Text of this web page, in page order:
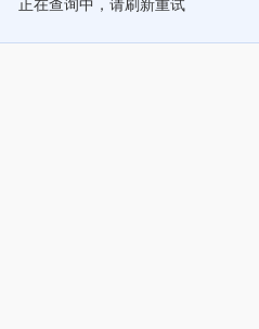
正在查询中，请刷新重试